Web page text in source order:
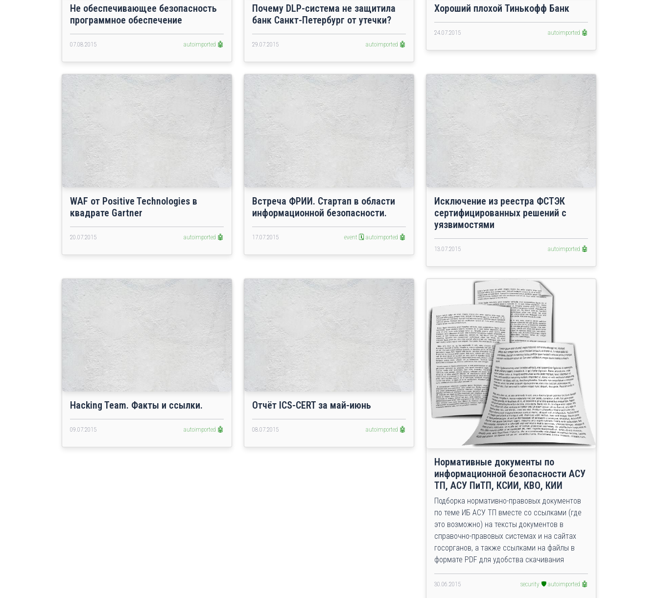
Не обеспечивающее безопасность
программное обеспечение
07.08.2015 autoimported 🤖
Почему DLP-система не защитила
банк Санкт-Петербург от утечки?
29.07.2015 autoimported 🤖
Хороший плохой Тинькофф Банк
24.07.2015 autoimported 🤖
WAF от Positive Technologies в
квадрате Gartner
20.07.2015 autoimported 🤖
Встреча ФРИИ. Стартап в области
информационной безопасности.
17.07.2015 event 🗓️ autoimported 🤖
Исключение из реестра ФСТЭК
сертифицированных решений с
уязвимостями
13.07.2015 autoimported 🤖
Hacking Team. Факты и ссылки.
09.07.2015 autoimported 🤖
Отчёт ICS-CERT за май-июнь
08.07.2015 autoimported 🤖
Нормативные документы по
информационной безопасности АСУ
ТП, АСУ ПиТП, КСИИ, КВО, КИИ
Подборка нормативно-правовых документов
по теме ИБ АСУ ТП вместе со ссылками (где
это возможно) на тексты документов в
справочно-правовых системах и на сайтах
госорганов, а также ссылками на файлы в
формате PDF для удобства скачивания
30.06.2015 security 🛡️ autoimported 🤖